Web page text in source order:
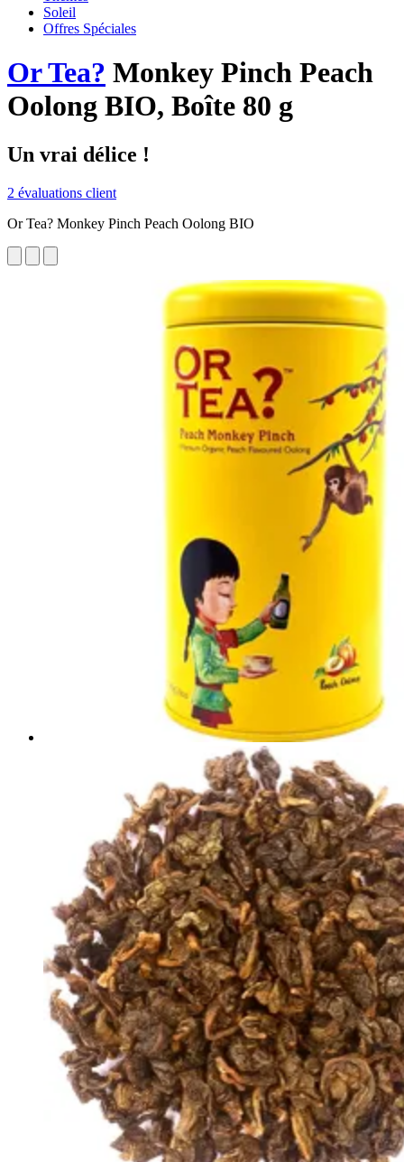
Soleil
Offres Spéciales
Or Tea? Monkey Pinch Peach
Oolong BIO, Boîte 80 g
Un vrai délice !
2 évaluations client
Or Tea? Monkey Pinch Peach Oolong BIO